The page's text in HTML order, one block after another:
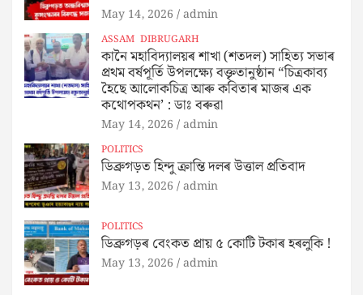
May 14, 2026 admin
ASSAM DIBRUGARH
কানৈ মহাবিদ্যালয়ৰ শাখা (শতদল) সাহিত্য সভাৰ
প্ৰথম বৰ্ষপূর্তি উপলক্ষ্যে বক্তৃতানুষ্ঠান “চিত্রকাব্য
হৈছে আলোকচিত্ৰ আৰু কবিতাৰ মাজৰ এক
কথোপকথন’ : ডাঃ বৰুৱা
May 14, 2026 admin
POLITICS
ডিব্ৰুগড়ত হিন্দু ক্ৰান্তি দলৰ উত্তাল প্ৰতিবাদ
May 13, 2026 admin
POLITICS
ডিব্ৰুগড়ৰ বেংকত প্ৰায় ৫ কোটি টকাৰ হৰলুকি !
May 13, 2026 admin